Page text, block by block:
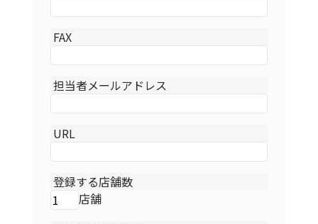
FAX
担当者メールアドレス
URL
登録する店舗数
店舗